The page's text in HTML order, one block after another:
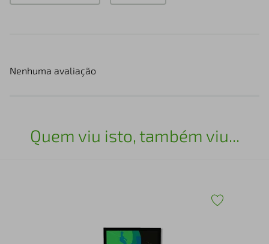
Nenhuma avaliação
Quem viu isto, também viu...